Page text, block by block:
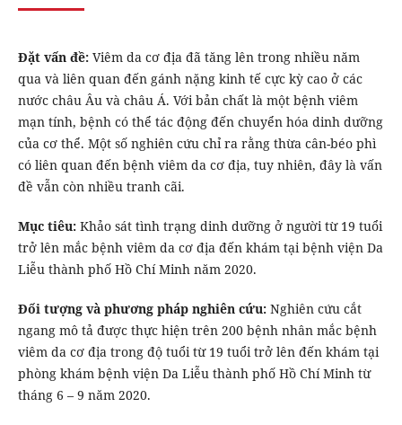
Đặt vấn đề:Viêm da cơ địa đã tăng lên trong nhiều năm
qua và liên quan đến gánh nặng kinh tế cực kỳ cao ở các
nước châu Âu và châu Á. Với bản chất là một bệnh viêm
mạn tính, bệnh có thể tác động đến chuyển hóa dinh dưỡng
của cơ thể. Một số nghiên cứu chỉ ra rằng thừa cân-béo phì
có liên quan đến bệnh viêm da cơ địa, tuy nhiên, đây là vấn
đề vẫn còn nhiều tranh cãi.
Mục tiêu: Khảo sát tình trạng dinh dưỡng ở người từ 19 tuổi
trở lên mắc bệnh viêm da cơ địa đến khám tại bệnh viện Da
Liễu thành phố Hồ Chí Minh năm 2020.
Đối tượng và phương pháp nghiên cứu:Nghiên cứu cắt
ngang mô tả được thực hiện trên 200 bệnh nhân mắc bệnh
viêm da cơ địa trong độ tuổi từ 19 tuổi trở lên đến khám tại
phòng khám bệnh viện Da Liễu thành phố Hồ Chí Minh từ
tháng 6 – 9 năm 2020.